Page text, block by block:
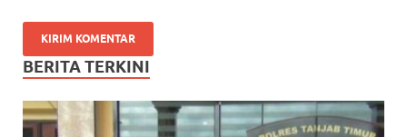
BERITA TERKINI